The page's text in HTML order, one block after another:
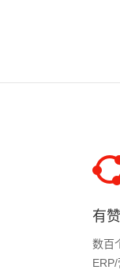
有
数百